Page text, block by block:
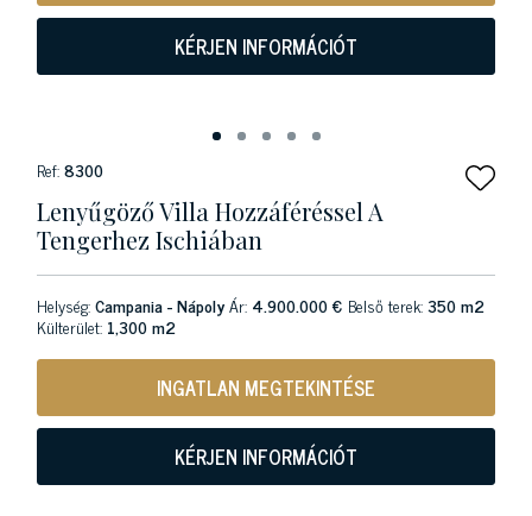
KÉRJEN INFORMÁCIÓT
Ref:8300
Lenyűgöző Villa Hozzáféréssel A
Tengerhez Ischiában
Helység:Campania - NápolyÁr: 4.900.000 € Belső terek:350 m2
Külterület: 1,300 m2
INGATLAN MEGTEKINTÉSE
KÉRJEN INFORMÁCIÓT